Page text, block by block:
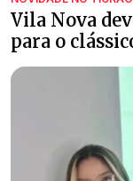
Vila Nova
para o